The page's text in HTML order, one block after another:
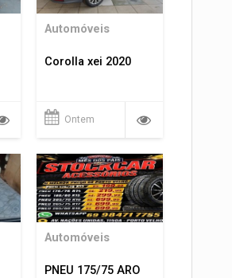
Automóveis
Corolla xei 2020
Ontem
Automóveis
PNEU 175/75 ARO